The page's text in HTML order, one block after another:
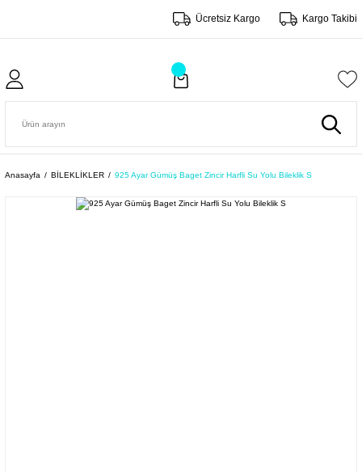
Ücretsiz Kargo Kargo Takibi
Anasayfa BİLEKLİKLER 925 Ayar Gümüş Baget Zincir Harfli Su Yolu Bileklik S